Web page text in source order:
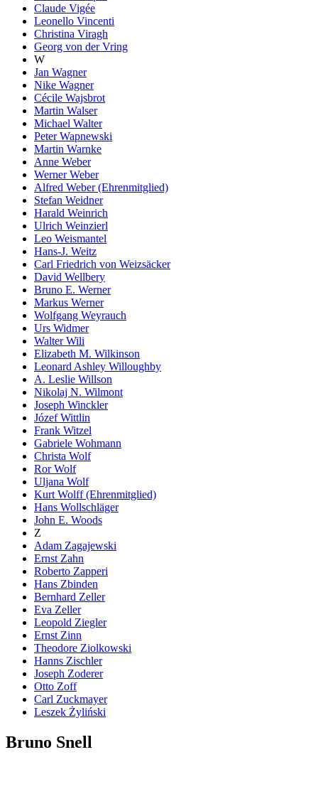
Claude Vigée
Leonello Vincenti
Christina Viragh
Georg von der Vring
W
Jan Wagner
Nike Wagner
Cécile Wajsbrot
Martin Walser
Michael Walter
Peter Wapnewski
Martin Warnke
Anne Weber
Werner Weber
Alfred Weber (Ehrenmitglied)
Stefan Weidner
Harald Weinrich
Ulrich Weinzierl
Leo Weismantel
Hans-J. Weitz
Carl Friedrich von Weizsäcker
David Wellbery
Bruno E. Werner
Markus Werner
Wolfgang Weyrauch
Urs Widmer
Walter Wili
Elizabeth M. Wilkinson
Leonard Ashley Willoughby
A. Leslie Willson
Nikolaj N. Wilmont
Joseph Winckler
Józef Wittlin
Frank Witzel
Gabriele Wohmann
Christa Wolf
Ror Wolf
Uljana Wolf
Kurt Wolff (Ehrenmitglied)
Hans Wollschläger
John E. Woods
Z
Adam Zagajewski
Ernst Zahn
Roberto Zapperi
Hans Zbinden
Bernhard Zeller
Eva Zeller
Leopold Ziegler
Ernst Zinn
Theodore Ziolkowski
Hanns Zischler
Joseph Zoderer
Otto Zoff
Carl Zuckmayer
Leszek Żyliński
Bruno Snell